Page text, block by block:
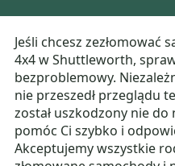
Jeśli chcesz
4x4 w Shuttleworth,
bezproblemowy.
nie przeszedł przeglądu
został uszkodzony nie
pomóc Ci szybko i
Akceptujemy wszystkie